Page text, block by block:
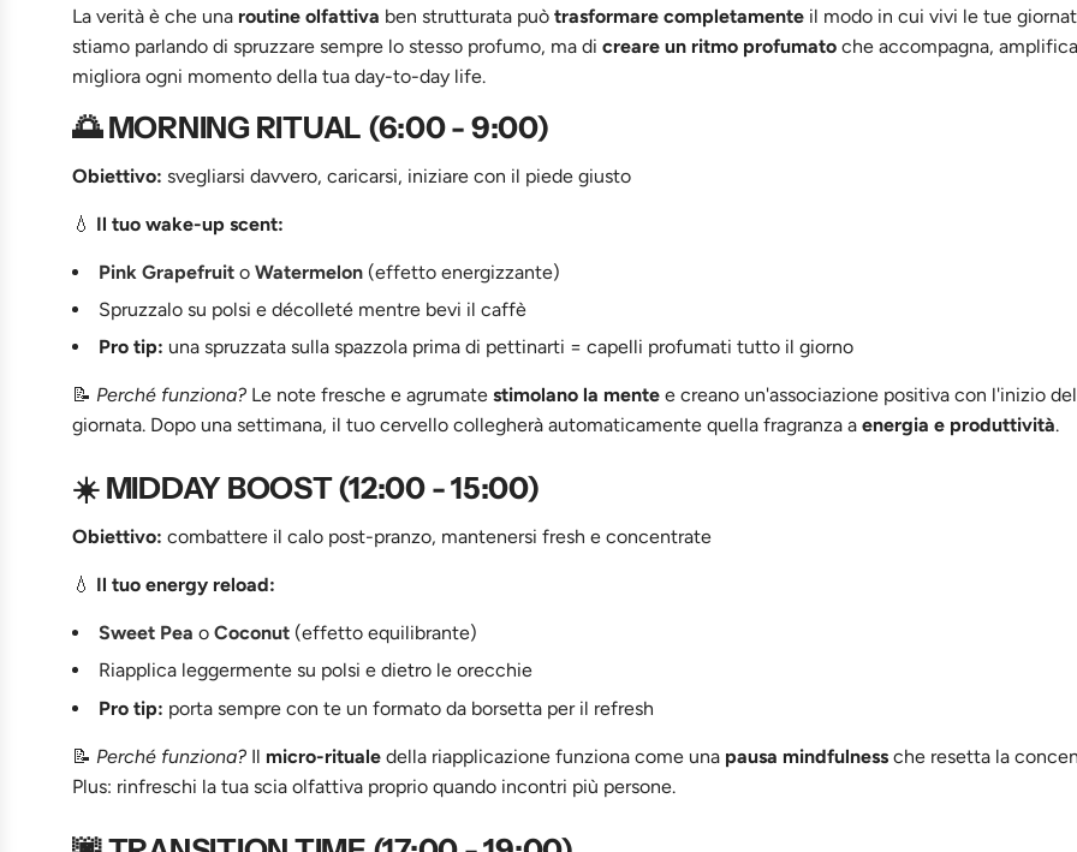
La verità è che una routine olfattiva ben strutturata può trasformare completamente il modo in cui vivi le tue
stiamo parlando di spruzzare sempre lo stesso profumo, ma di creare un ritmo profumato che accompagna,
migliora ogni momento della tua day-to-day life.
🌅 MORNING RITUAL (6:00 - 9:00)
Obiettivo: svegliarsi davvero, caricarsi, iniziare con il piede giusto
💧 Il tuo wake-up scent:
Pink Grapefruit o Watermelon (effetto energizzante)
Spruzzalo su polsi e décolleté mentre bevi il caffè
Pro tip: una spruzzata sulla spazzola prima di pettinarti = capelli profumati tutto il giorno
📝 Perché funziona? Le note fresche e agrumate stimolano la mente e creano un'associazione positiva con l'inizio
giornata. Dopo una settimana, il tuo cervello collegherà automaticamente quella fragranza a energia e produttività.
☀️ MIDDAY BOOST (12:00 - 15:00)
Obiettivo: combattere il calo post-pranzo, mantenersi fresh e concentrate
💧 Il tuo energy reload:
Sweet Pea o Coconut (effetto equilibrante)
Riapplica leggermente su polsi e dietro le orecchie
Pro tip: porta sempre con te un formato da borsetta per il refresh
📝 Perché funziona? Il micro-rituale della riapplicazione funziona come una pausa mindfulness che resetta la
Plus: rinfreschi la tua scia olfattiva proprio quando incontri più persone.